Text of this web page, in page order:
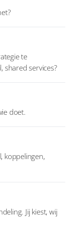
te
shared services?
doet.
koppelingen,
Jij kiest, wij